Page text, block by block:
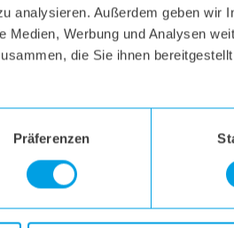
analysieren. Außerdem geben wir
Medien, Werbung und Analysen
die Sie ihnen
Präferenzen